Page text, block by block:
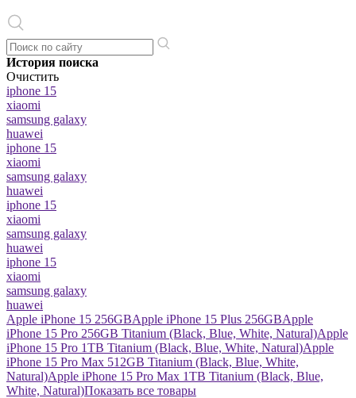
История поиска
Очистить
iphone 15
xiaomi
samsung galaxy
huawei
iphone 15
xiaomi
samsung galaxy
huawei
iphone 15
xiaomi
samsung galaxy
huawei
iphone 15
xiaomi
samsung galaxy
huawei
Apple iPhone 15 256GBApple iPhone 15 Plus 256GBApple
iPhone 15 Pro 256GB Titanium (Black, Blue, White, Natural)Apple
iPhone 15 Pro 1TB Titanium (Black, Blue, White, Natural)Apple
iPhone 15 Pro Max 512GB Titanium (Black, Blue, White,
Natural)Apple iPhone 15 Pro Max 1TB Titanium (Black, Blue,
White, Natural)Показать все товары